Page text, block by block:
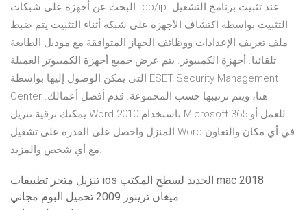
البحث عن أجهزة على شبكات tcp/ip عند تثبيت برنامج التشغيل.
التثبيت بواسطة اكتشاف الأجهزة على شبكة أثناء التثبيت يتم ضبط
ملف تعريف الإعدادات ووظائف الجهاز المتوافقة مع موديل الطابعة
تلقائيا. أجهزة الكمبيوتر. يتم عرض جميع أجهزة الكمبيوتر العميلة
التي يمكن الوصول إليها بواسطة ESET Security Management
Center هنا، ويتم ترتيبها حسب المجموعة. قدم أفضل أعمالك.
يمكنك ترقية تنزيل Word 2010 باستخدام Microsoft 365 للعمل أو
المنزل واحصل على القدرة على تشغيل Word في أي مكان والتعاون
مع أي شخص والمزيد.
تنزيل متجر تطبيقات ios الجديد لسطح المكتب mac 2018
ميغان ترينور 2009 تحميل البوم مجاني